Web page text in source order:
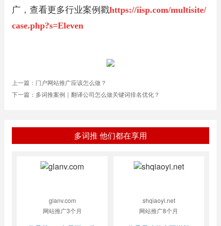
广， 查看更多行业案例戳https://iisp.com/multisite/
case.php?s=Eleven
上一篇： 门户网站推广应该怎么做？
下一篇： 多词推案例｜翻译公司怎么做关键词排名优化？
多词推 他们都在享用
glanv.com
网站推广3个月
shqiaoyi.net
网站推广8个月